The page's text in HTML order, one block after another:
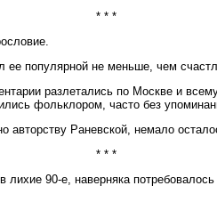
* * *
популярной не меньше, чем
разлетались по Москве и
фольклором, часто без
авторству Раневской, немало
* * *
90-е, наверняка